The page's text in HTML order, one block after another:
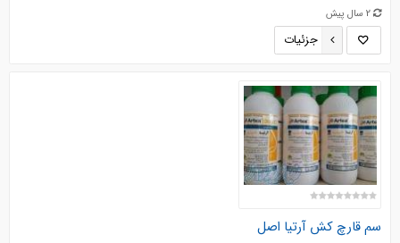
2 سال پیش
جزئیات
سم قارچ کش آرتیا اصل